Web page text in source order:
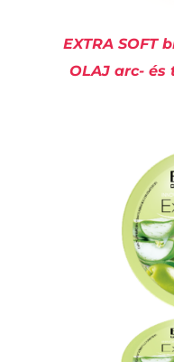
EXTRA SOFT
OLAJ arc- és